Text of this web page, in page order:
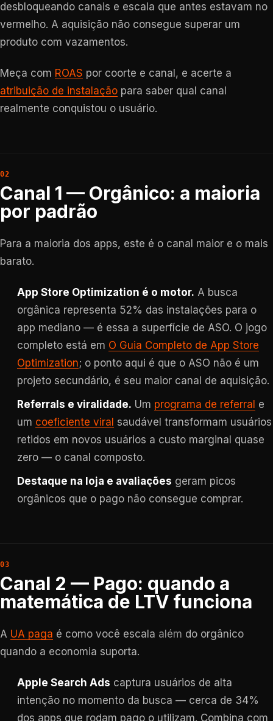
desbloqueando canais e escala que antes estavam no
vermelho. A aquisição não consegue superar um
produto com vazamentos.
Meça com ROAS por coorte e canal, e acerte a
atribuição de instalação para saber qual canal
realmente conquistou o usuário.
Canal 1 — Orgânico: a maioria
por padrão
Para a maioria dos apps, este é o canal maior e o mais
barato.
App Store Optimization é o motor. A busca
orgânica representa 52% das instalações para o
app mediano — é essa a superfície de ASO. O jogo
completo está em O Guia Completo de App Store
Optimization; o ponto aqui é que o ASO não é um
projeto secundário, é seu maior canal de aquisição.
Referrals e viralidade. Um programa de referral e
um coeficiente viral saudável transformam usuários
retidos em novos usuários a custo marginal quase
zero — o canal composto.
Destaque na loja e avaliações geram picos
orgânicos que o pago não consegue comprar.
Canal 2 — Pago: quando a
matemática de LTV funciona
A UA paga é como você escala além do orgânico
quando a economia suporta.
Apple Search Ads captura usuários de alta
intenção no momento da busca — cerca de 34%
dos apps que rodam pago o utilizam. Combina com